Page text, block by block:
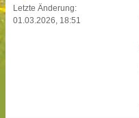
Letzte Änderung:
01.03.2026, 18:51